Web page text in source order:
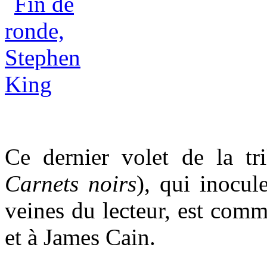
Ce dernier volet de la
Carnets noirs), qui
veines du lecteur, est
et à James Cain.